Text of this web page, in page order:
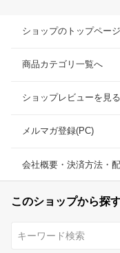
ショップのトップペー
商品カテゴリ一覧へ
ショップレビューを見る
メルマガ登録(PC)
会社概要・決済方法・
このショップから探